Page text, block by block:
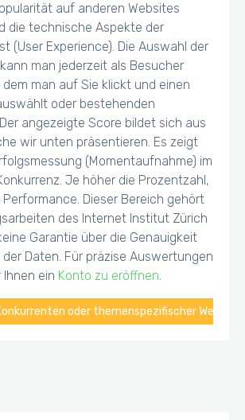
auf anderen Websites
die technische Aspekte der
(User Experience). Die Auswahl der
man jederzeit als Besucher
man auf Sie klickt und einen
oder bestehenden
angezeigte Score bildet sich aus
wir unten präsentieren. Es zeigt
(Momentaufnahme) im
Je höher die Prozentzahl,
Dieser Bereich gehört
des Internet Institut Zürich
Garantie über die Genauigkeit
Daten. Für präzise Auswertungen
ein Konto zu eröffnen.
oder themenspezifischer